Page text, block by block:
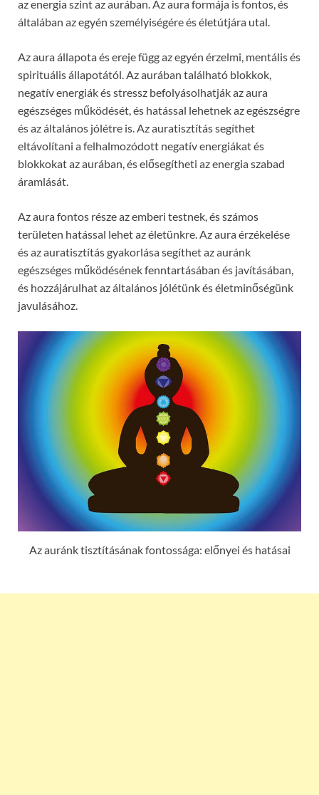
az energia szint az aurában. Az aura formája is fontos, és
általában az egyén személyiségére és életútjára utal.
Az aura állapota és ereje függ az egyén érzelmi, mentális és
spirituális állapotától. Az aurában található blokkok,
negatív energiák és stressz befolyásolhatják az aura
egészséges működését, és hatással lehetnek az egészségre
és az általános jólétre is. Az auratisztítás segíthet
eltávolítani a felhalmozódott negatív energiákat és
blokkokat az aurában, és elősegítheti az energia szabad
áramlását.
Az aura fontos része az emberi testnek, és számos
területen hatással lehet az életünkre. Az aura érzékelése
és az auratisztítás gyakorlása segíthet az auránk
egészséges működésének fenntartásában és javításában,
és hozzájárulhat az általános jólétünk és életminőségünk
javulásához.
Az auránk tisztításának fontossága: előnyei és hatásai